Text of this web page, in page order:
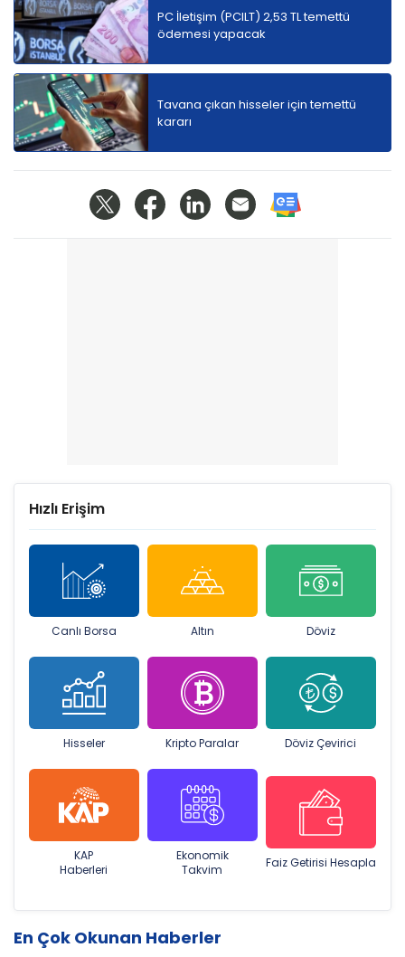
PC İletişim (PCILT) 2,53 TL temettü
ödemesi yapacak
Tavana çıkan hisseler için temettü
kararı
Hızlı Erişim
Canlı Borsa Altın Döviz
Hisseler Kripto Paralar Döviz Çevirici
KAP
Haberleri
Ekonomik
Takvim
Faiz Getirisi Hesapla
En Çok Okunan Haberler